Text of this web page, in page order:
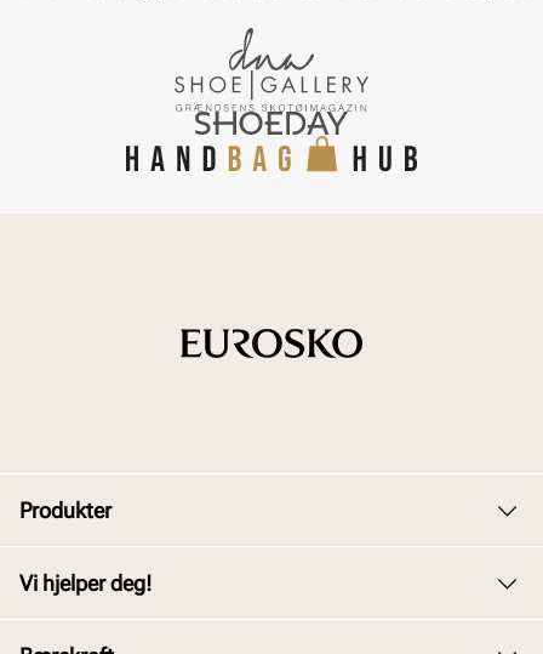
Produkter
Vi hjelper deg!